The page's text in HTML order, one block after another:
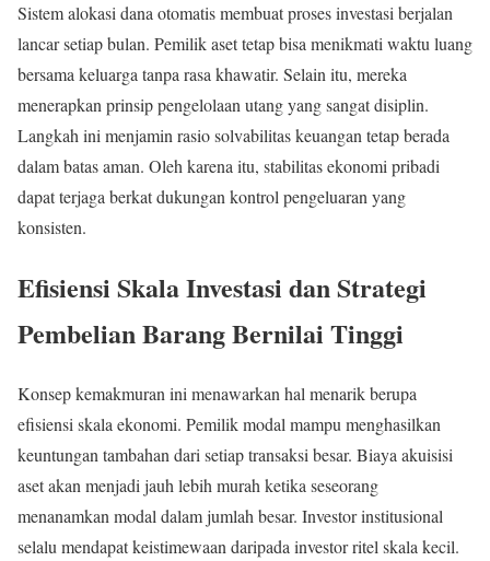
Sistem alokasi dana otomatis membuat proses investasi berjalan
lancar setiap bulan. Pemilik aset tetap bisa menikmati waktu luang
bersama keluarga tanpa rasa khawatir. Selain itu, mereka
menerapkan prinsip pengelolaan utang yang sangat disiplin.
Langkah ini menjamin rasio solvabilitas keuangan tetap berada
dalam batas aman. Oleh karena itu, stabilitas ekonomi pribadi
dapat terjaga berkat dukungan kontrol pengeluaran yang
konsisten.
Efisiensi Skala Investasi dan Strategi
Pembelian Barang Bernilai Tinggi
Konsep kemakmuran ini menawarkan hal menarik berupa
efisiensi skala ekonomi. Pemilik modal mampu menghasilkan
keuntungan tambahan dari setiap transaksi besar. Biaya akuisisi
aset akan menjadi jauh lebih murah ketika seseorang
menanamkan modal dalam jumlah besar. Investor institusional
selalu mendapat keistimewaan daripada investor ritel skala kecil.